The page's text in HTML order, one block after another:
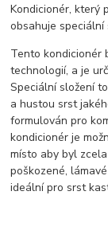
Kondicionér, který
obsahuje speciální
Tento kondicionér
technologií, a je
Speciální složení
a hustou srst
formulován pro
kondicionér je
místo aby byl
poškozené,
ideální pro srst